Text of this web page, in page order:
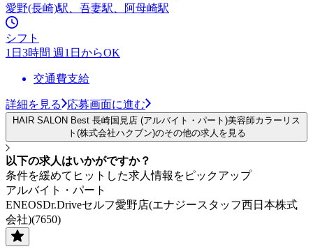
愛野(長崎)駅、吾妻駅、阿母崎駅
シフト
1日3時間 週1日からOK
交通費支給
詳細を見る 応募画面に進む
HAIR SALON Best 長崎国見店 (アルバイト・パート)美容師カラーリス
ト(株式会社ハクブン)のその他の求人を見る
以下の求人はいかがですか？
条件を緩めてヒットした求人情報をピックアップ
アルバイト・パート
ENEOSDr.Driveセルフ愛野店(エナジースタッフ西日本株式
会社)(7650)